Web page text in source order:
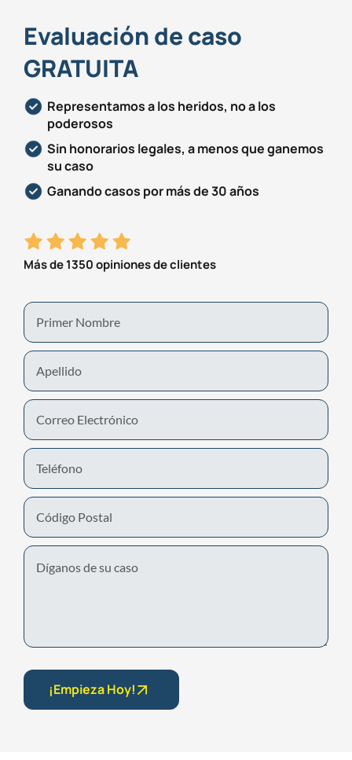
Evaluación de caso
GRATUITA
Representamos a los heridos, no a los
poderosos
Sin honorarios legales, a menos que ganemos
su caso
Ganando casos por más de 30 años
Más de 1350 opiniones de clientes
First
Name
Last
Name
Email
Phone
Number
Untitled
¡Empieza Hoy!